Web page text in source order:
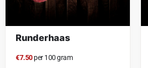
Runderhaas
€7.50per 100 gram